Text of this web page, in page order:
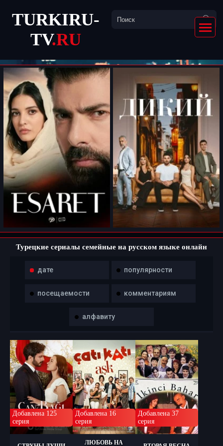
TURKIRU-
TV.RU
Турецкие сериалы семейные на русском языке онлайн
дате популярности
посещаемости комментариям
алфавиту
Добавлена 125
серия
Добавлена 16
серия
ЛЮБОВЬ НА
Добавлена 37
серия